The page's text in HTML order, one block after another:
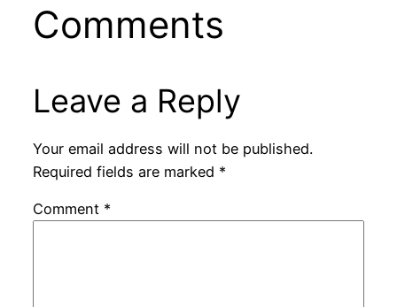
Comments
Leave a Reply
Your email address will not be published.
Required fields are marked *
Comment *